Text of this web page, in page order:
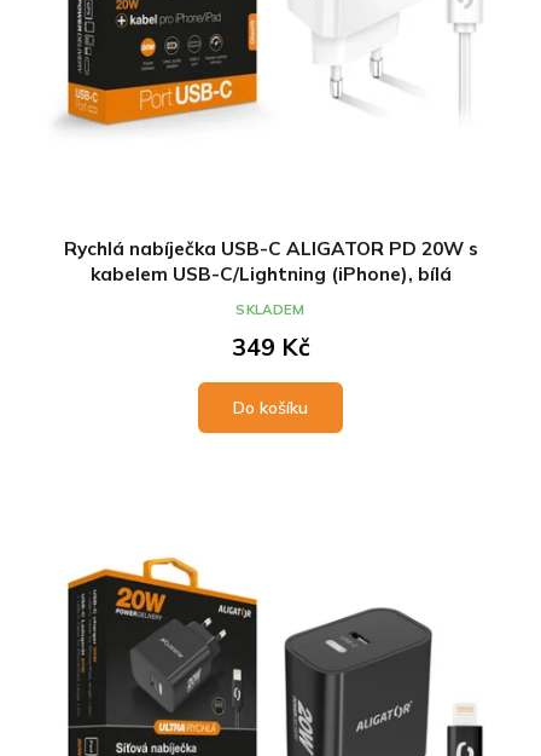
Rychlá nabíječka USB-C ALIGATOR PD 20W s
kabelem USB-C/Lightning (iPhone), bílá
349 Kč
Do košíku
SKLADEM